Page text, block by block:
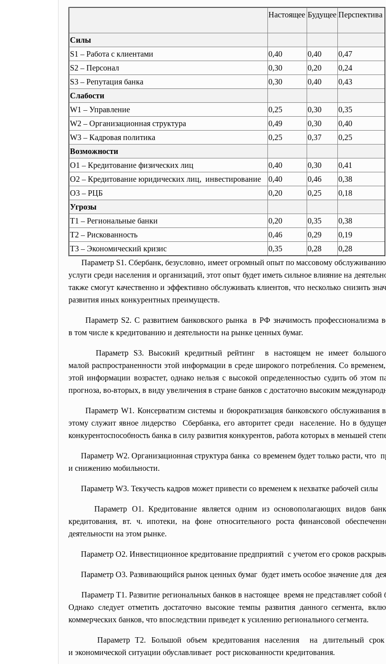
Настоящее Будущее Перспектива
Силы
S1 – Работа с клиентами
0,40 0,40
0,47
S2 – Персонал
0,30 0,20
0,24
S3 – Репутация банка
0,30 0,40
0,43
Слабости
W1 – Управление
0,25 0,30
0,35
W2 – Организационная структура
0,49 0,30
0,40
W3 – Кадровая политика
0,25 0,37
0,25
Возможности
O1 – Кредитование физических лиц
0,40 0,30
0,41
O2 – Кредитование юридических лиц, инвестирование 0,40 0,46
0,38
O3 – РЦБ
0,20 0,25
0,18
Угрозы
T1 – Региональные банки
0,20 0,35
0,38
T2 – Рискованность
0,46 0,29
0,19
T3 – Экономический кризис
0,35 0,28
0,28
Параметр S1. Сбербанк, безусловно, имеет огромный опыт по массовому
услуги среди населения и организаций, этот опыт будет иметь сильное влияние на
также смогут качественно и эффективно обслуживать клиентов, что несколько снизить
развития иных конкурентных преимуществ.
Параметр S2. С развитием банковского рынка в РФ значимость профессионализма
в том числе к кредитованию и деятельности на рынке ценных бумаг.
Параметр S3. Высокий кредитный рейтинг в настоящем не имеет
малой распространенности этой информации в среде широкого потребления. Со
этой информации возрастет, однако нельзя с высокой определенностью судить об этом
прогноза, во-вторых, в виду увеличения в стране банков с достаточно высоким
Параметр W1. Консерватизм системы и бюрократизация банковского
этому служит явное лидерство Сбербанка, его авторитет среди население. Но в
конкурентоспособность банка в силу развития конкурентов, работа которых в меньшей
Параметр W2. Организационная структура банка со временем будет только расти, что
и снижению мобильности.
Параметр W3. Текучесть кадров может привести со временем к нехватке рабочей силы
Параметр O1. Кредитование является одним из основополагающих видов
кредитования, вт. ч. ипотеки, на фоне относительного роста финансовой
деятельности на этом рынке.
Параметр O2. Инвестиционное кредитование предприятий с учетом его сроков
Параметр O3. Развивающийся рынок ценных бумаг будет иметь особое значение для
Параметр T1. Развитие региональных банков в настоящее время не представляет
Однако следует отметить достаточно высокие темпы развития данного сегмента,
коммерческих банков, что впоследствии приведет к усилению регионального сегмента.
Параметр T2. Большой объем кредитования населения на длительный
и экономической ситуации обуславливает рост рискованности кредитования.